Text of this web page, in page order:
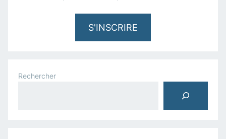
S'INSCRIRE
Rechercher